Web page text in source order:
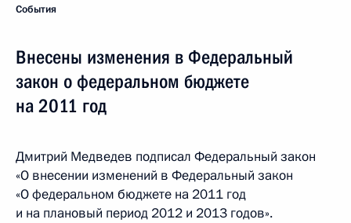
События
Внесены изменения в Федеральный
закон о федеральном бюджете
на 2011 год
Дмитрий Медведев подписал Федеральный закон
«О внесении изменений в Федеральный закон
«О федеральном бюджете на 2011 год
и на плановый период 2012 и 2013 годов».